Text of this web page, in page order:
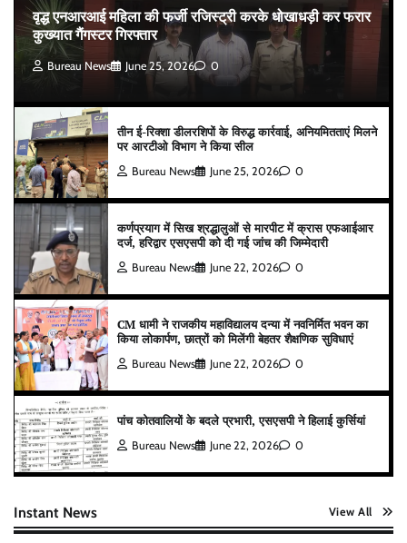
वृद्ध एनआरआई महिला की फर्जी रजिस्ट्री करके धोखाधड़ी कर फरार
कुख्यात गैंगस्टर गिरफ्तार
Bureau News June 25, 2026 0
तीन ई-रिक्शा डीलरशिपों के विरुद्ध कार्रवाई, अनियमितताएं मिलने
पर आरटीओ विभाग ने किया सील
Bureau News June 25, 2026 0
कर्णप्रयाग में सिख श्रद्धालुओं से मारपीट में क्रास एफआईआर
दर्ज, हरिद्वार एसएसपी को दी गई जांच की जिम्मेदारी
Bureau News June 22, 2026 0
CM धामी ने राजकीय महाविद्यालय दन्या में नवनिर्मित भवन का
किया लोकार्पण, छात्रों को मिलेंगी बेहतर शैक्षणिक सुविधाएं
Bureau News June 22, 2026 0
पांच कोतवालियों के बदले प्रभारी, एसएसपी ने हिलाई कुर्सियां
Bureau News June 22, 2026 0
Instant News View All